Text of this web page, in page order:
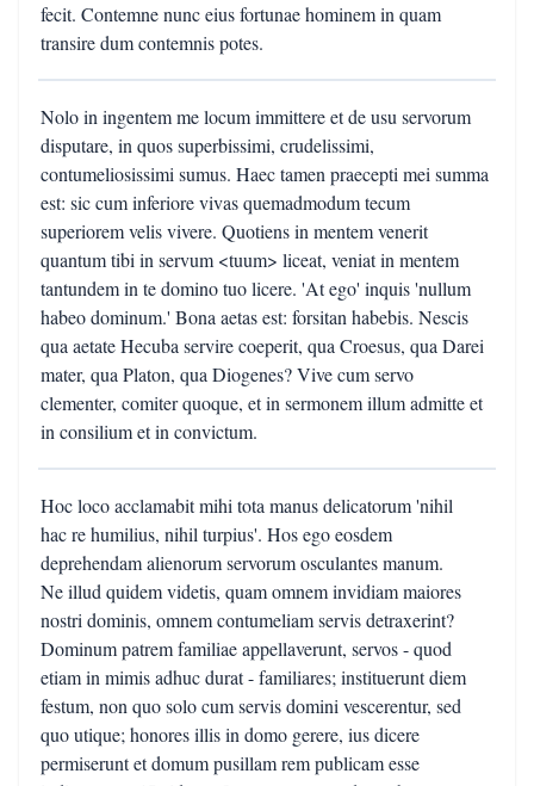
fecit. Contemne nunc eius fortunae hominem in quam
transire dum contemnis potes.
Nolo in ingentem me locum immittere et de usu servorum
disputare, in quos superbissimi, crudelissimi,
contumeliosissimi sumus. Haec tamen praecepti mei summa
est: sic cum inferiore vivas quemadmodum tecum
superiorem velis vivere. Quotiens in mentem venerit
quantum tibi in servum <tuum> liceat, veniat in mentem
tantundem in te domino tuo licere. 'At ego' inquis 'nullum
habeo dominum.' Bona aetas est: forsitan habebis. Nescis
qua aetate Hecuba servire coeperit, qua Croesus, qua Darei
mater, qua Platon, qua Diogenes? Vive cum servo
clementer, comiter quoque, et in sermonem illum admitte et
in consilium et in convictum.
Hoc loco acclamabit mihi tota manus delicatorum 'nihil
hac re humilius, nihil turpius'. Hos ego eosdem
deprehendam alienorum servorum osculantes manum.
Ne illud quidem videtis, quam omnem invidiam maiores
nostri dominis, omnem contumeliam servis detraxerint?
Dominum patrem familiae appellaverunt, servos - quod
etiam in mimis adhuc durat - familiares; instituerunt diem
festum, non quo solo cum servis domini vescerentur, sed
quo utique; honores illis in domo gerere, ius dicere
permiserunt et domum pusillam rem publicam esse